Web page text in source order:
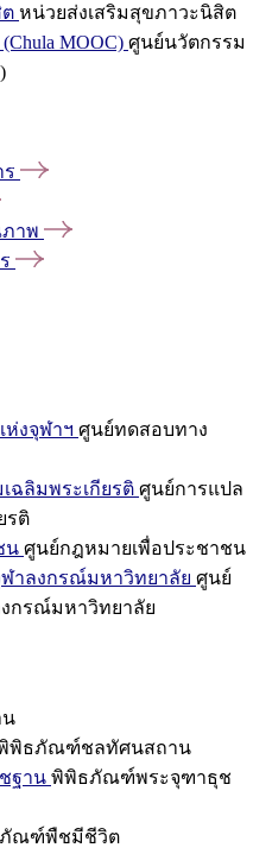
หน่วยส่งเสริมสุขภาวะนิสิต
MOOC) ศูนย์นวัตกรรม
าพ
งจุฬาฯ ศูนย์ทดสอบทาง
ฉลิมพระเกียรติ ศูนย์การแปล
รติ
น ศูนย์กฎหมายเพื่อประชาชน
าลงกรณ์มหาวิทยาลัย ศูนย์
กรณ์มหาวิทยาลัย
น
พิธภัณฑ์ชลทัศนสถาน
ฐาน พิพิธภัณฑ์พระจุฑาธุช
ณฑ์พืชมีชีวิต